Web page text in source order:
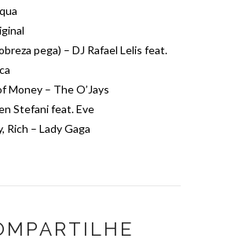
pega) – DJ Rafael Lelis feat.
Money – The O’Jays
Stefani feat. Eve
Rich – Lady Gaga